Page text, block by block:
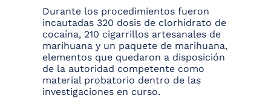
Durante los procedimientos fueron
incautadas 320 dosis de clorhidrato de
cocaína, 210 cigarrillos artesanales de
marihuana y un paquete de marihuana,
elementos que quedaron a disposición
de la autoridad competente como
material probatorio dentro de las
investigaciones en curso.